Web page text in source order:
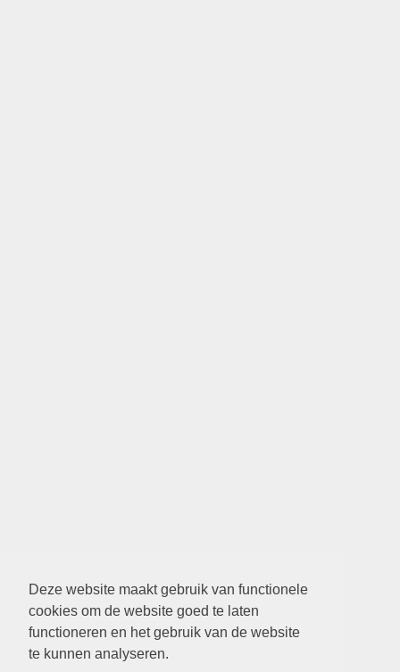
Deze website maakt gebruik van functionele
cookies om de website goed te laten
functioneren en het gebruik van de website
te kunnen analyseren.